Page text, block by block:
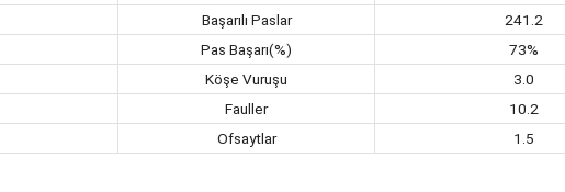
Başarılı Paslar
241.2
Pas Başarı(%)
73%
Köşe Vuruşu
3.0
Fauller
10.2
Ofsaytlar
1.5